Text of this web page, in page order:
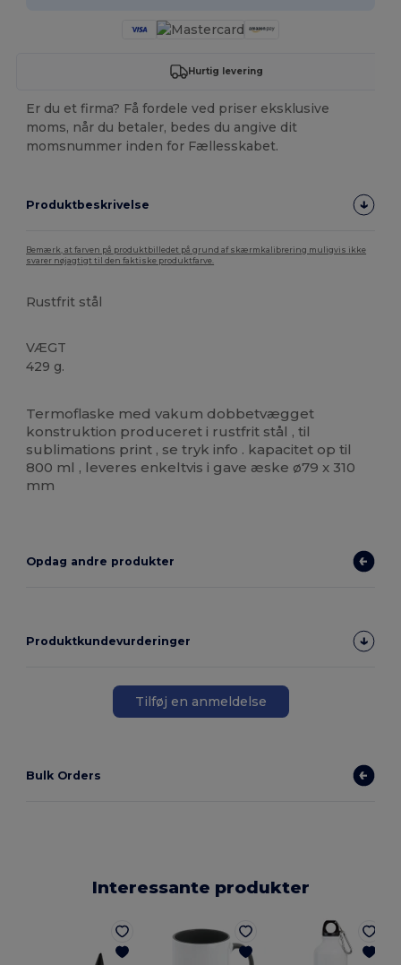
Hurtig levering
Er du et firma? Få fordele ved priser eksklusive
moms, når du betaler, bedes du angive dit
momsnummer inden for Fællesskabet.
Produktbeskrivelse
Bemærk, at farven på produktbilledet på grund af skærmkalibrering muligvis ikke
svarer nøjagtigt til den faktiske produktfarve.
Rustfrit stål
VÆGT
429 g.
Termoflaske med vakum dobbetvægget
konstruktion produceret i rustfrit stål , til
sublimations print , se tryk info . kapacitet op til
800 ml , leveres enkeltvis i gave æske ø79 x 310
mm
Opdag andre produkter
Produktkundevurderinger
Tilføj en anmeldelse
Bulk Orders
Interessante produkter